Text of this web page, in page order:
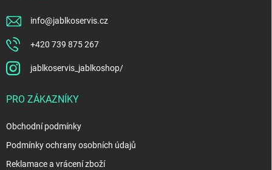
info@jablkoservis.cz
+420 739 875 267
jablkoservis_jablkoshop/
PRO ZÁKAZNÍKY
Obchodní podmínky
Podmínky ochrany osobních údajů
Reklamace a vrácení zboží